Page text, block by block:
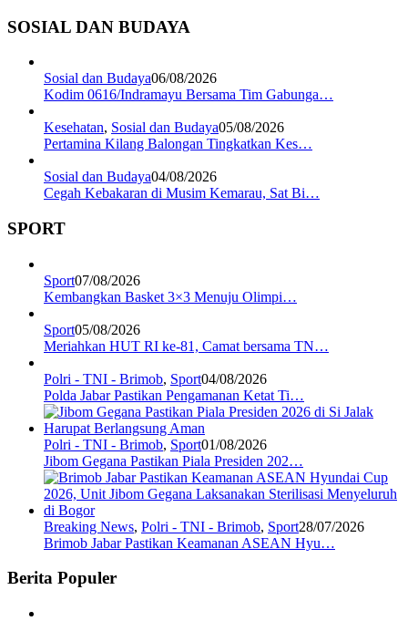
SOSIAL DAN BUDAYA
Sosial dan Budaya06/08/2026
Kodim 0616/Indramayu Bersama Tim Gabunga…
Kesehatan, Sosial dan Budaya05/08/2026
Pertamina Kilang Balongan Tingkatkan Kes…
Sosial dan Budaya04/08/2026
Cegah Kebakaran di Musim Kemarau, Sat Bi…
SPORT
Sport07/08/2026
Kembangkan Basket 3×3 Menuju Olimpi…
Sport05/08/2026
Meriahkan HUT RI ke-81, Camat bersama TN…
Polri - TNI - Brimob, Sport04/08/2026
Polda Jabar Pastikan Pengamanan Ketat Ti…
Polri - TNI - Brimob, Sport01/08/2026
Jibom Gegana Pastikan Piala Presiden 202…
Breaking News, Polri - TNI - Brimob, Sport28/07/2026
Brimob Jabar Pastikan Keamanan ASEAN Hyu…
Berita Populer